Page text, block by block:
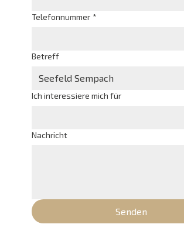
Telefonnummer *
Betreff
Ich interessiere mich für
Nachricht
Senden